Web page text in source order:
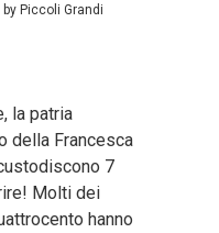
by Piccoli Grandi
la patria
della Francesca
7
Molti dei
hanno